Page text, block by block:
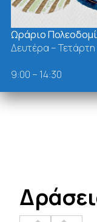
Ωράριο
Δευτέρα –
9:00 – 14:30